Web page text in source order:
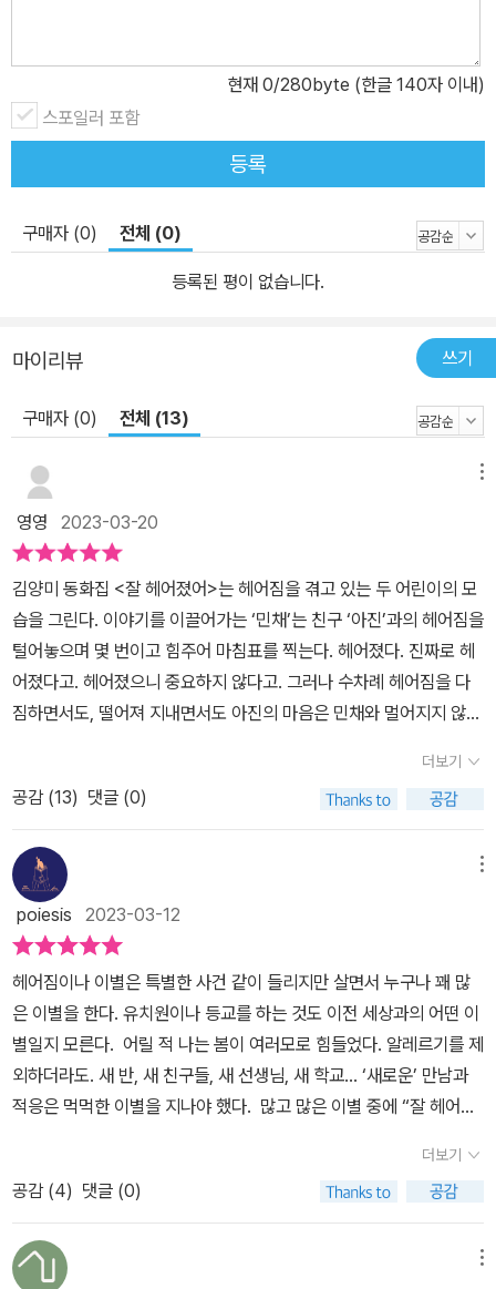
현재 0/280byte (한글 140자 이내)
스포일러 포함
등록
구매자 (0) 전체 (0)
등록된 평이 없습니다.
마이리뷰 쓰기
구매자 (0) 전체 (13)
영영 2023-03-20
김양미 동화집 <잘 헤어졌어>는 헤어짐을 겪고 있는 두 어린이의 모
습을 그린다. 이야기를 이끌어가는 ‘민채’는 친구 ‘아진’과의 헤어짐을
털어놓으며 몇 번이고 힘주어 마침표를 찍는다. 헤어졌다. 진짜로 헤
어졌다고. 헤어졌으니 중요하지 않다고. 그러나 수차례 헤어짐을 다
짐하면서도, 떨어져 지내면서도 아진의 마음은 민채와 멀어지지 않는
지, 그 아이와 무엇을 만들고 무너트렸는지를 똑똑하게 기억해 낸다.
다만 ‘진짜로 헤어졌지만 아무렇지 않아’ 어안이 벙벙한 채 지낸다. 엄
마에게도 더는 아진이 ‘궁금하지 않고, 걱정되지도 않을 것 같다’라고
말하는 걸 보면 마음을 탈탈탈 털어내려는 것 같기도 하다. 민채는 쓰
라린 통증이 아니라 얼얼하고 애매모호한 마음으로 자신만의 헤어짐
을 겪는다.그런 민채에게 아진의 편지가 도착하고, 둘은 뒤늦게 서로
의 입장을 전한다. 민채와 아진은 기계적으로 사과하고 화해해 다시
친하게 지내지 않는다. 용기와 인내심과 솔직함을 발휘해 치열하게
마음을 전한다. 여러 통의 편지를 통해 독자는 민채와 아진이 어떤 아
이인지, 그들에게 어떤 일이 있었는지, 그리고 둘이 왜 서로를 좋아하
는지 어렴풋이 깨닫게 된다. 언제나 민채에게 최상의 모습이고 싶었
던 아진은 여러 번의 사과 끝에 “미안해. 괜찮을 줄 알았는데 괜찮지
않아서. 넌 내가 이상하지?”라며 마음의 자락을 내놓는다. 그러나 민
채는 세상 누구도 아닌 자신에게 ‘적당한 사이’처럼 예의를 차린 아진
해하지도 않은 채 헤어져 지낸다. ‘서로 달라서 좋아하는’ 그들은 이미
서로의 마음을 알지만 섣불리 화해하지 않는다. 마지막 편지에서 민
더보기
공감 (13) 댓글 (0)
poiesis 2023-03-12
헤어짐이나 이별은 특별한 사건 같이 들리지만 살면서 누구나 꽤 많
은 이별을 한다. 유치원이나 등교를 하는 것도 이전 세상과의 어떤 이
별일지 모른다. 어릴 적 나는 봄이 여러모로 힘들었다. 알레르기를 제
외하더라도. 새 반, 새 친구들, 새 선생님, 새 학교... ‘새로운’ 만남과
적응은 먹먹한 이별을 지나야 했다. 많고 많은 이별 중에 “잘 헤어졌
아니라 평범하고 의례적인 이별이 성장을 이루게도 해주니까. 두렵
지만 늦추지도 막을 수도 없는 이별들이 남아 있다. 잘 헤어질 수 있는
방법을 가능한 잘 배워둬야 하는.당연하고 간단한 일인데 알게 되기
까지는 생각 못하던 일들이 있다. 다섯 편의 이야기를 읽고 마지막 장
더보기
공감 (4) 댓글 (0)